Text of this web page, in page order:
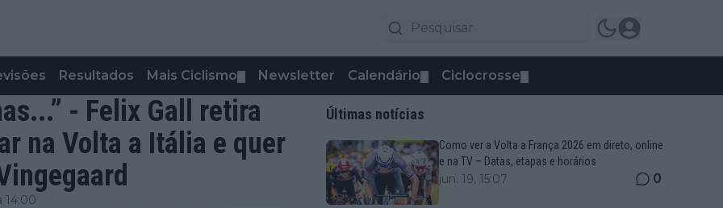
Resultados Mais Ciclismo Newsletter Calendário Ciclocrosse
- Felix Gall retira
na Volta a Itália e quer
14:00
Últimas notícias
Como ver a Volta a França 2026 em direto, online
e na TV – Datas, etapas e horários
jun. 19, 15:07 0